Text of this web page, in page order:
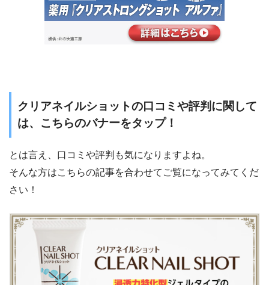
クリアネイルショットの口コミや評判に関して
は、こちらのバナーをタップ！
とは言え、口コミや評判も気になりますよね。
そんな方はこちらの記事を合わせてご覧になってみてくだ
さい！